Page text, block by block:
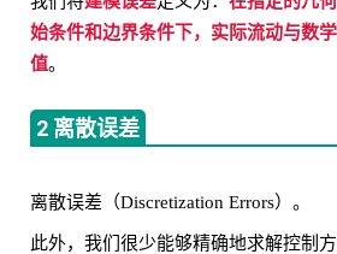
始条件和边界条件下，实际流动与数
值。
2 离散误差
离散误差（Discretization Errors）。
此外，我们很少能够精确地求解控制